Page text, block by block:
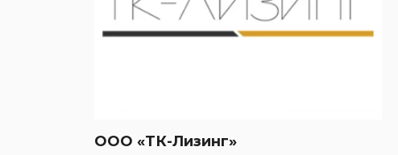
ООО «ТК-Лизинг»